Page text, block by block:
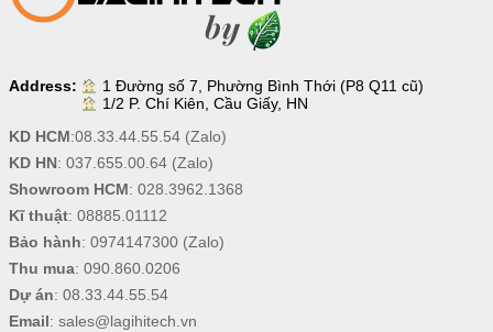
Address:
1 Đường số 7, Phường Bình Thới (P8 Q11 cũ)
1/2 P. Chí Kiên, Cầu Giấy, HN
KD HCM:08.33.44.55.54(Zalo)
KD HN: 037.655.00.64(Zalo)
Showroom HCM: 028.3962.1368
Kĩ thuật: 08885.01112
Bảo hành: 0974147300(Zalo)
Thu mua: 090.860.0206
Dự án: 08.33.44.55.54
Email: sales@lagihitech.vn